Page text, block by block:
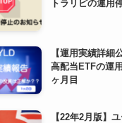
トラリピの運用
【運用実績詳
高配当ETFの運
ヶ月目
【22年2月版】